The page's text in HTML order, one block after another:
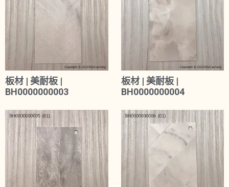
板材 | 美耐板 |
BH0000000003
板材 | 美耐板 |
BH0000000004